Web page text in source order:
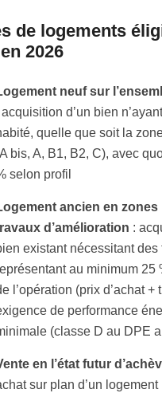
de logements
2026
neuf sur
acquisition d’un bien
quelle que soit la
bis, A, B1, B2, C), avec
selon profil
ancien en zones
d’amélioration :
existant nécessitant des
au minimum 25
l’opération (prix d’achat +
de performance
(classe D au DPE
en l’état futur
sur plan d’un